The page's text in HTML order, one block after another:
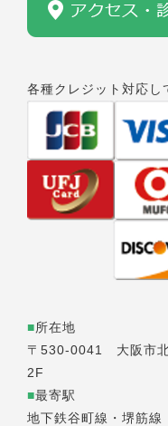
各種クレジット対応し
■所在地
〒530-0041 大阪市
2F
■最寄駅
地下鉄谷町線・堺筋線